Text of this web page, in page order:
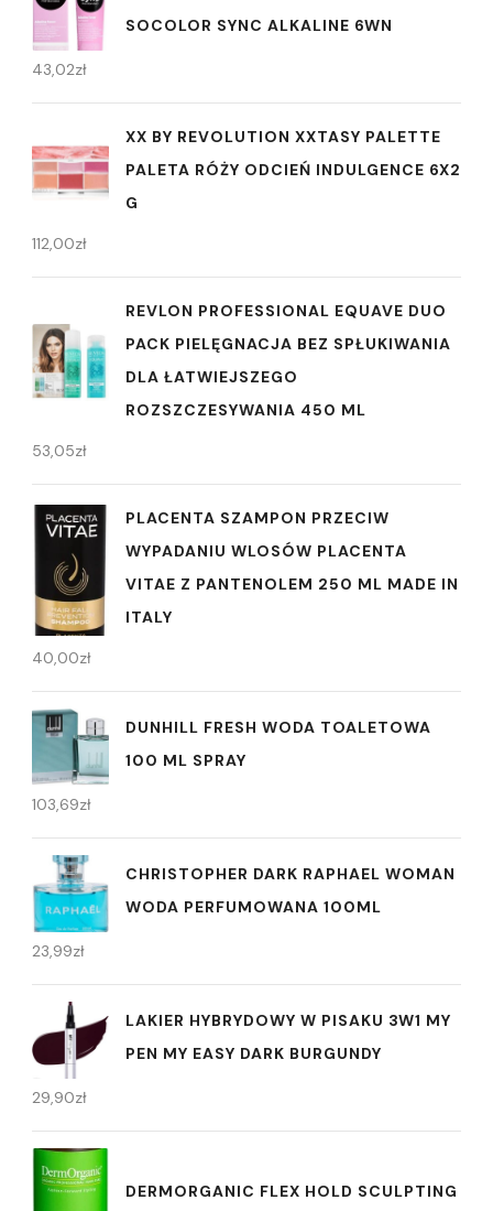
SOCOLOR SYNC ALKALINE 6WN
43,02zł
XX BY REVOLUTION XXTASY PALETTE
PALETA RÓŻY ODCIEŃ INDULGENCE 6X2
G
112,00zł
REVLON PROFESSIONAL EQUAVE DUO
PACK PIELĘGNACJA BEZ SPŁUKIWANIA
DLA ŁATWIEJSZEGO
ROZSZCZESYWANIA 450 ML
53,05zł
PLACENTA SZAMPON PRZECIW
WYPADANIU WLOSÓW PLACENTA
VITAE Z PANTENOLEM 250 ML MADE IN
ITALY
40,00zł
DUNHILL FRESH WODA TOALETOWA
100 ML SPRAY
103,69zł
CHRISTOPHER DARK RAPHAEL WOMAN
WODA PERFUMOWANA 100ML
23,99zł
LAKIER HYBRYDOWY W PISAKU 3W1 MY
PEN MY EASY DARK BURGUNDY
29,90zł
DERMORGANIC FLEX HOLD SCULPTING